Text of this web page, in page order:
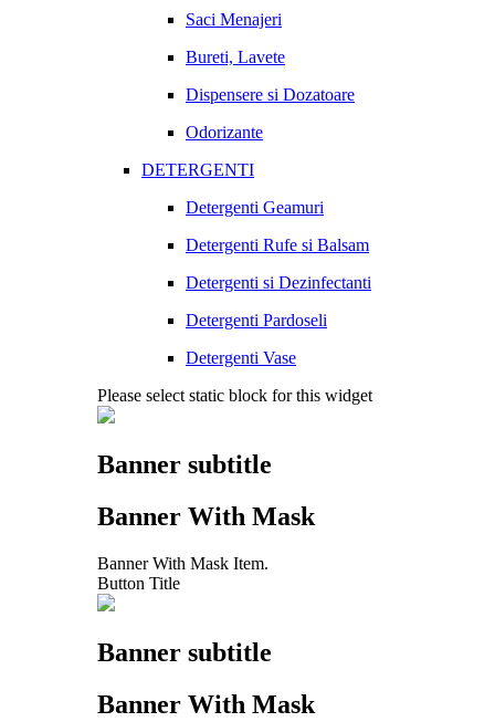
Saci Menajeri
Bureti, Lavete
Dispensere si Dozatoare
Odorizante
DETERGENTI
Detergenti Geamuri
Detergenti Rufe si Balsam
Detergenti si Dezinfectanti
Detergenti Pardoseli
Detergenti Vase
Please select static block for this widget
Banner subtitle
Banner With Mask
Banner With Mask Item.
Button Title
Banner subtitle
Banner With Mask